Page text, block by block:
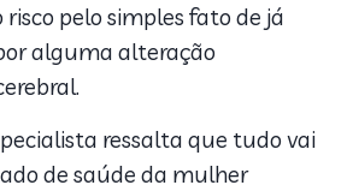
pelo simples fato de já
alguma alteração
ressalta que tudo vai
de saúde da mulher